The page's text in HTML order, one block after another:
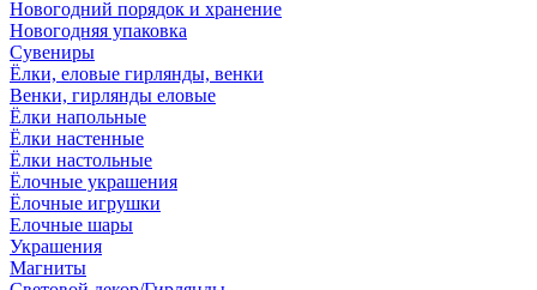
Новогодний порядок и хранение
Новогодняя упаковка
Сувениры
Ёлки, еловые гирлянды, венки
Венки, гирлянды еловые
Ёлки напольные
Ёлки настенные
Ёлки настольные
Ёлочные украшения
Ёлочные игрушки
Елочные шары
Украшения
Магниты